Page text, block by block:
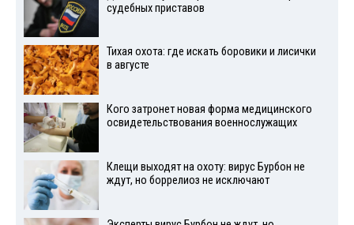
судебных приставов
Тихая охота: где искать боровики и лисички
в августе
Кого затронет новая форма медицинского
освидетельствования военнослужащих
Клещи выходят на охоту: вирус Бурбон не
ждут, но боррелиоз не исключают